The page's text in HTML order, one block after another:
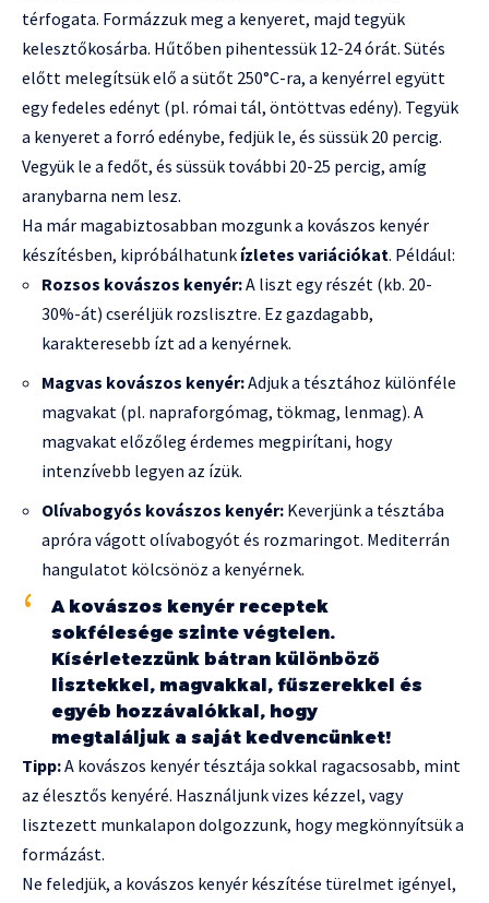
térfogata. Formázzuk meg a kenyeret, majd tegyük
kelesztőkosárba. Hűtőben pihentessük 12-24 órát. Sütés
előtt melegítsük elő a sütőt 250°C-ra, a kenyérrel együtt
egy fedeles edényt (pl. római tál, öntöttvas edény). Tegyük
a kenyeret a forró edénybe, fedjük le, és süssük 20 percig.
Vegyük le a fedőt, és süssük további 20-25 percig, amíg
aranybarna nem lesz.
Ha már magabiztosabban mozgunk a kovászos kenyér
készítésben, kipróbálhatunk ízletes variációkat. Például:
Rozsos kovászos kenyér:A liszt egy részét (kb. 20-
30%-át) cseréljük rozslisztre. Ez gazdagabb,
karakteresebb ízt ad a kenyérnek.
Magvas kovászos kenyér:Adjuk a tésztához különféle
magvakat (pl. napraforgómag, tökmag, lenmag). A
magvakat előzőleg érdemes megpirítani, hogy
intenzívebb legyen az ízük.
Olívabogyós kovászos kenyér: Keverjünk a tésztába
apróra vágott olívabogyót és rozmaringot. Mediterrán
hangulatot kölcsönöz a kenyérnek.
A kovászos kenyér receptek
sokfélesége szinte végtelen.
Kísérletezzünk bátran különböző
lisztekkel, magvakkal, fűszerekkel és
egyéb hozzávalókkal, hogy
megtaláljuk a saját kedvencünket!
Tipp:A kovászos kenyér tésztája sokkal ragacsosabb, mint
az élesztős kenyéré. Használjunk vizes kézzel, vagy
lisztezett munkalapon dolgozzunk, hogy megkönnyítsük a
formázást.
Ne feledjük, a kovászos kenyér készítése türelmet igényel,